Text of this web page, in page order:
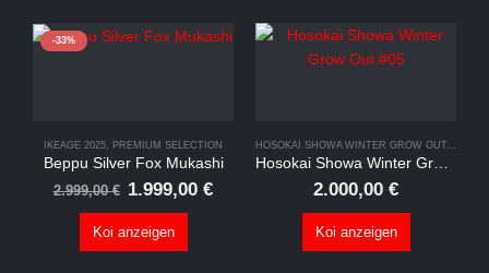
-33%
IKEAGE 2025 PREMIUM SELECTION
Beppu Silver Fox Mukashi
2.999,00€ Ursprünglicher
war:
2.999,00 €
1.999,00€Aktueller
Koi anzeigen
2.000,00 €
Koi anzeigen